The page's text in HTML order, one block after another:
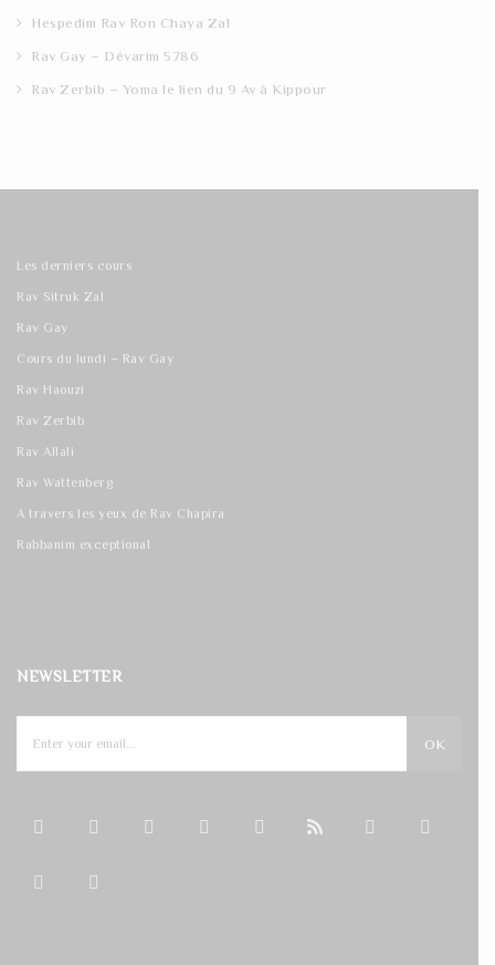
Hespedim Rav Ron Chaya Zal
Rav Gay – Dévarim 5786
Rav Zerbib – Yoma le lien du 9 Av à Kippour
Les derniers cours
Rav Sitruk Zal
Rav Gay
Cours du lundi – Rav Gay
Rav Haouzi
Rav Zerbib
Rav Allali
Rav Wattenberg
A travers les yeux de Rav Chapira
Rabbanim exceptional
NEWSLETTER
OK